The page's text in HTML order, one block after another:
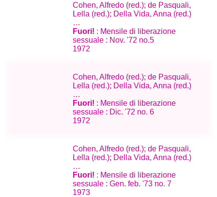
Cohen, Alfredo (red.); de Pasquali,
Lella (red.); Della Vida, Anna (red.)
…
Fuori! : Mensile di liberazione
sessuale : Nov. '72 no.5
1972
Cohen, Alfredo (red.); de Pasquali,
Lella (red.); Della Vida, Anna (red.)
…
Fuori! : Mensile di liberazione
sessuale : Dic. '72 no. 6
1972
Cohen, Alfredo (red.); de Pasquali,
Lella (red.); Della Vida, Anna (red.)
…
Fuori! : Mensile di liberazione
sessuale : Gen. feb. '73 no. 7
1973